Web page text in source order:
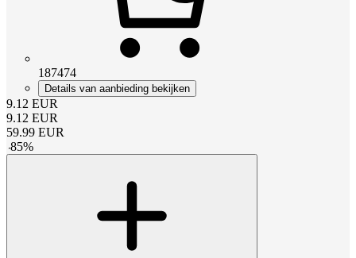
187474
Details van aanbieding bekijken
9.12 EUR
9.12 EUR
59.99 EUR
-85%